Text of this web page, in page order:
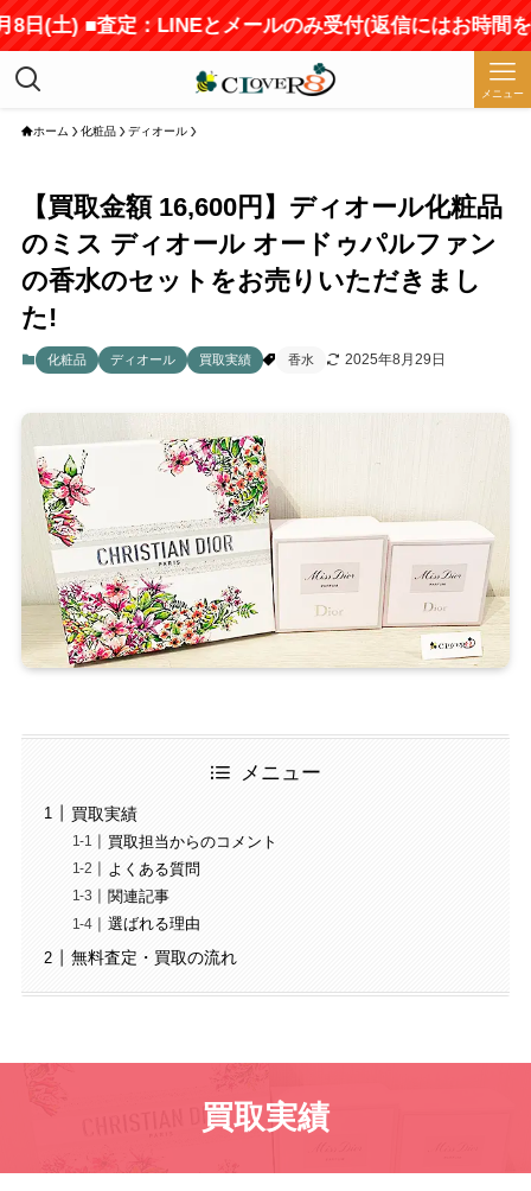
) ■査定：LINEとメールのみ受付(返信にはお時間をい
メニュー
ホーム 化粧品 ディオール
【買取金額 16,600円】ディオール化粧品
のミス ディオール オードゥパルファン
の香水のセットをお売りいただきまし
た!
化粧品 ディオール 買取実績 香水 2025年8月29日
メニュー
買取実績
買取担当からのコメント
よくある質問
関連記事
選ばれる理由
無料査定・買取の流れ
買取実績